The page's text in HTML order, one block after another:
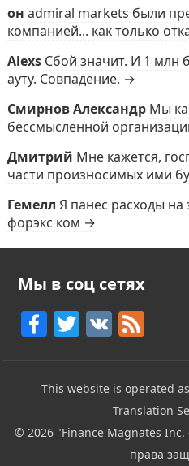
он admiral markets были
компанией... как только
Alexs Сбой значит. И 1 млн
ауту. Совпадение. →
Смирнов Александр Мы
бессмысленной
Дмитрий Мне кажется,
части произносимых ими
Гемелл Я панес расходы на
форэкс ком →
Мы в соц сетях
F
c
e
b
T
itt
er
V F
e
d
This website is operated
Translation
© 2026 "Finance Magnates
права